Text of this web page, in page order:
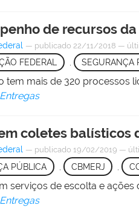
de recursos
— publicado 22/11/2018 —
FEDERAL SEGURANÇA
tem mais de 320 processos
Entregas
coletes balísticos
— publicado 19/02/2019 —
PÚBLICA CBMERJ ,
serviços de escolta e ações
Entregas